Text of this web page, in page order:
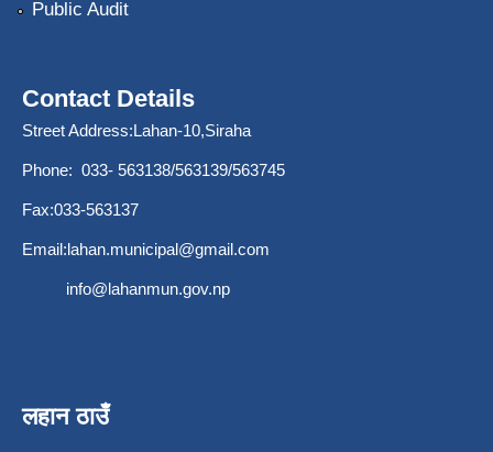
Public Audit
Contact Details
Street Address:Lahan-10,Siraha
Phone: 033- 563138/563139/563745
Fax:033-563137
Email:lahan.municipal@gmail.com
info@lahanmun.gov.np
लहान ठाउँ